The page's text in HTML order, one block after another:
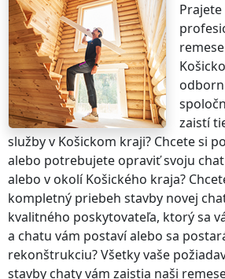
zaistí
službyv Košickom kraji? Chcete si
alebo potrebujete opraviť svoju
alebo v okolíKošického kraja?
kompletný priebeh stavby novej
kvalitného poskytovateľa, ktorý sa
a chatu vám postaví alebo sa
rekonštrukciu? Všetky vaše
stavby chaty vám zaistia naši